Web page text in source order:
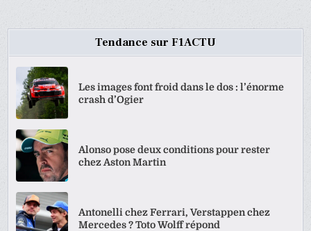
Tendance sur F1ACTU
Les images font froid dans le dos : l’énorme
crash d’Ogier
Alonso pose deux conditions pour rester
chez Aston Martin
Antonelli chez Ferrari, Verstappen chez
Mercedes ? Toto Wolff répond